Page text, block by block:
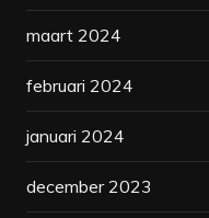
maart 2024
februari 2024
januari 2024
december 2023